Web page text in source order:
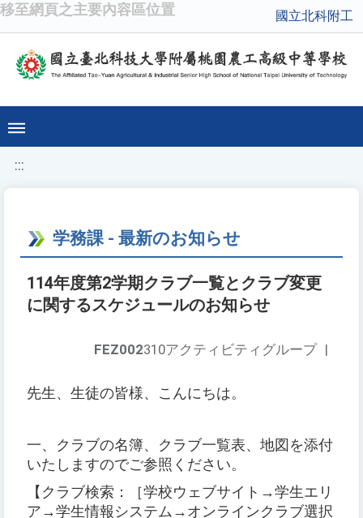
移至網頁之主要內容區位置 國立北科附工
:::
学務課 - 最新のお知らせ
114年度第2学期クラブ一覧とクラブ変更
に関するスケジュールのお知らせ
FEZ002310アクティビティグループ |
先生、生徒の皆様、こんにちは。
一、クラブの名簿、クラブ一覧表、地図を添付
いたしますのでご参照ください。
【クラブ検索：［学校ウェブサイト→学生エリ
ア→学生情報システム→オンラインクラブ選択